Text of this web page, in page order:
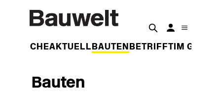
WOCHEAKTUELL BAUTEN BETRIFFT IM
Bauten